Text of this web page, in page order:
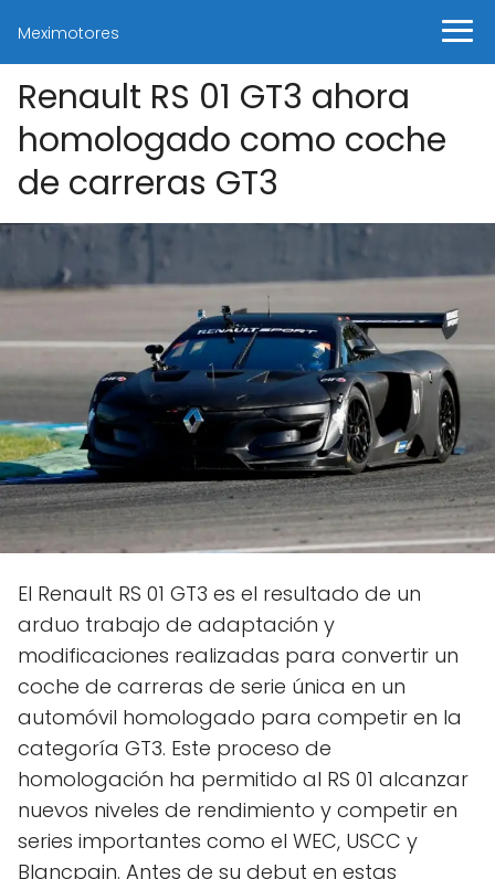
Meximotores
Renault RS 01 GT3 ahora
homologado como coche
de carreras GT3
El Renault RS 01 GT3 es el resultado de un
arduo trabajo de adaptación y
modificaciones realizadas para convertir un
coche de carreras de serie única en un
automóvil homologado para competir en la
categoría GT3. Este proceso de
homologación ha permitido al RS 01 alcanzar
nuevos niveles de rendimiento y competir en
series importantes como el WEC, USCC y
Blancpain. Antes de su debut en estas